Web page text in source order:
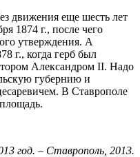
движения еще шесть лет
1874 г., после чего
утверждения. А
г., когда герб был
Александром II. Надо
губернию и
В Ставрополе
год. – Ставрополь, 2013.